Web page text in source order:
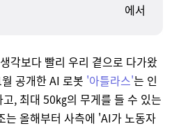
에서
각보다 빨리 우리 곁으로 다가왔
공개한 AI 로봇 '아틀라스'는 인
, 최대 50㎏의 무게를 들 수 있는
는 올해부터 사측에 'AI가 노동자